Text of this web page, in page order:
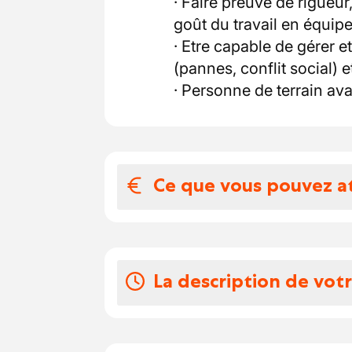
goût du travail en équipe
· Etre capable de gérer
(pannes, conflit social)
· Personne de terrain
Ce que vous pouvez
est constitué de
La description de